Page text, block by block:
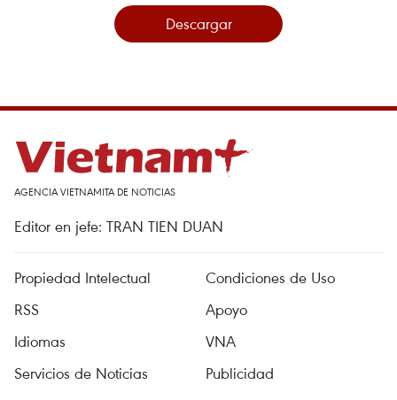
Descargar
AGENCIA VIETNAMITA DE NOTICIAS
Editor en jefe: TRAN TIEN DUAN
Propiedad Intelectual
Condiciones de Uso
RSS
Apoyo
Idiomas
VNA
Servicios de Noticias
Publicidad